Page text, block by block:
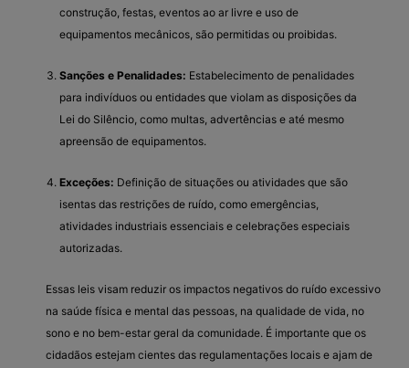
construção, festas, eventos ao ar livre e uso de
equipamentos mecânicos, são permitidas ou proibidas.
Sanções e Penalidades: Estabelecimento de penalidades
para indivíduos ou entidades que violam as disposições da
Lei do Silêncio, como multas, advertências e até mesmo
apreensão de equipamentos.
Exceções: Definição de situações ou atividades que são
isentas das restrições de ruído, como emergências,
atividades industriais essenciais e celebrações especiais
autorizadas.
Essas leis visam reduzir os impactos negativos do ruído excessivo
na saúde física e mental das pessoas, na qualidade de vida, no
sono e no bem-estar geral da comunidade. É importante que os
cidadãos estejam cientes das regulamentações locais e ajam de